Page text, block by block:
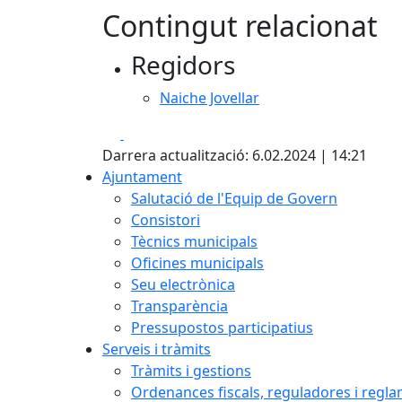
Contingut relacionat
Regidors
Naiche Jovellar
Darrera actualització: 6.02.2024 | 14:21
Ajuntament
Salutació de l'Equip de Govern
Consistori
Tècnics municipals
Oficines municipals
Seu electrònica
Transparència
Pressupostos participatius
Serveis i tràmits
Tràmits i gestions
Ordenances fiscals, reguladores i